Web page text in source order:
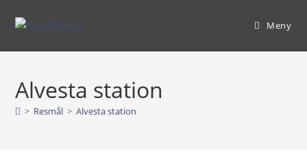
Meny
Alvesta station
> Resmål > Alvesta station